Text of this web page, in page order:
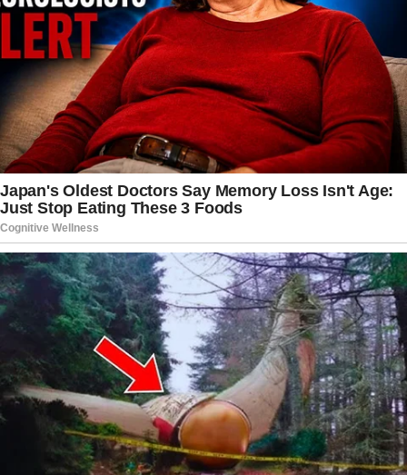
de Faustão gerou grande repercussão nas redes
sociais e entre fãs, colegas de profissão e
jornalistas que acompanham de perto a jornada
de saúde do icônico apresentador. Com uma
carreira construída ao longo de mais de cinco
décadas na televisão brasileira, Faustão marcou
gerações inteiras com seu estilo único, direto,
carismático e irreverente, comandando
programas de auditório que se tornaram
verdadeiros fenômenos de audiência e
popularidade no país. Seu carisma continua a
conquistar simpatia mesmo nos momentos mais
delicados.
Apesar das recentes internações e dos desafios
de saúde enfrentados, o comunicador tem
demonstrado ao longo do tempo uma